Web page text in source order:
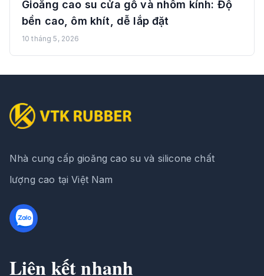
Gioăng cao su cửa gỗ và nhôm kính: Độ
bền cao, ôm khít, dễ lắp đặt
10 tháng 5, 2026
Nhà cung cấp gioăng cao su và silicone chất
lượng cao tại Việt Nam
Liên kết nhanh